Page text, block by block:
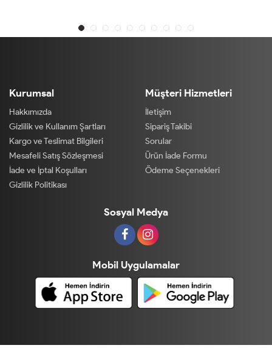
Kurumsal
Hakkımızda
Gizlilik ve Kullanım Şartları
Kargo ve Teslimat Bilgileri
Mesafeli Satış Sözleşmesi
İade ve İptal Koşulları
Gizlilik Politikası
Müşteri Hizmetleri
İletişim
Sipariş Takibi
Sorular
Ürün İade Formu
Ödeme Seçenekleri
Sosyal Medya
Mobil Uygulamalar